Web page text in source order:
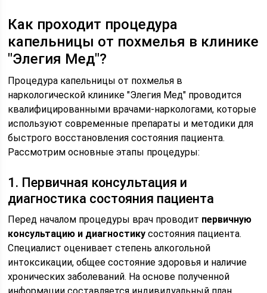
Как проходит процедура
капельницы от похмелья в клинике
"Элегия Мед"?
Процедура капельницы от похмелья в
наркологической клинике "Элегия Мед" проводится
квалифицированными врачами-наркологами, которые
используют современные препараты и методики для
быстрого восстановления состояния пациента.
Рассмотрим основные этапы процедуры:
1. Первичная консультация и
диагностика состояния пациента
Перед началом процедуры врач проводит первичную
консультацию и диагностику состояния пациента.
Специалист оценивает степень алкогольной
интоксикации, общее состояние здоровья и наличие
хронических заболеваний. На основе полученной